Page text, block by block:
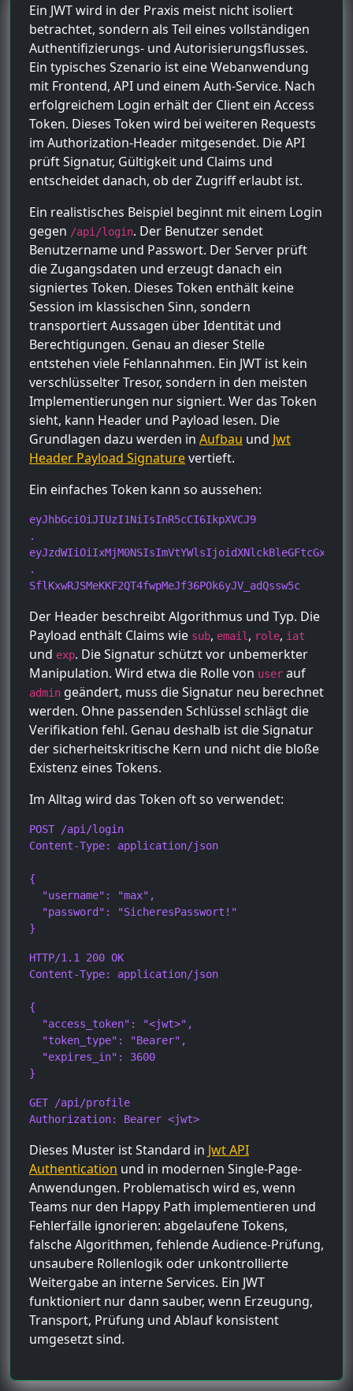
Ein JWT wird in der Praxis meist nicht isoliert
betrachtet, sondern als Teil eines vollständigen
Authentifizierungs- und Autorisierungsflusses.
Ein typisches Szenario ist eine Webanwendung
mit Frontend, API und einem Auth-Service. Nach
erfolgreichem Login erhält der Client ein Access
Token. Dieses Token wird bei weiteren Requests
im Authorization-Header mitgesendet. Die API
prüft Signatur, Gültigkeit und Claims und
entscheidet danach, ob der Zugriff erlaubt ist.
Ein realistisches Beispiel beginnt mit einem Login
gegen /api/login. Der Benutzer sendet
Benutzername und Passwort. Der Server prüft
die Zugangsdaten und erzeugt danach ein
signiertes Token. Dieses Token enthält keine
Session im klassischen Sinn, sondern
transportiert Aussagen über Identität und
Berechtigungen. Genau an dieser Stelle
entstehen viele Fehlannahmen. Ein JWT ist kein
verschlüsselter Tresor, sondern in den meisten
Implementierungen nur signiert. Wer das Token
sieht, kann Header und Payload lesen. Die
Grundlagen dazu werden in Aufbau und Jwt
Header Payload Signaturevertieft.
Ein einfaches Token kann so aussehen:
eyJhbGciOiJIUzI1NiIsInR5cCI6IkpXVCJ9
.
.
SflKxwRJSMeKKF2QT4fwpMeJf36POk6yJV_adQssw5c
Der Header beschreibt Algorithmus und Typ. Die
Payload enthält Claims wie sub, email , role, iat
und exp. Die Signatur schützt vor unbemerkter
Manipulation. Wird etwa die Rolle von user auf
admin geändert, muss die Signatur neu berechnet
werden. Ohne passenden Schlüssel schlägt die
Verifikation fehl. Genau deshalb ist die Signatur
der sicherheitskritische Kern und nicht die bloße
Existenz eines Tokens.
Im Alltag wird das Token oft so verwendet:
POST /api/login
Content-Type: application/json
{
  "username": "max",
  "password": "SicheresPasswort!"
}
HTTP/1.1 200 OK
Content-Type: application/json
{
  "access_token": "<jwt>",
  "token_type": "Bearer",
  "expires_in": 3600
}
GET /api/profile
Authorization: Bearer <jwt>
Dieses Muster ist Standard in Jwt API
Authentication und in modernen Single-Page-
Anwendungen. Problematisch wird es, wenn
Teams nur den Happy Path implementieren und
Fehlerfälle ignorieren: abgelaufene Tokens,
falsche Algorithmen, fehlende Audience-Prüfung,
unsaubere Rollenlogik oder unkontrollierte
Weitergabe an interne Services. Ein JWT
funktioniert nur dann sauber, wenn Erzeugung,
Transport, Prüfung und Ablauf konsistent
umgesetzt sind.